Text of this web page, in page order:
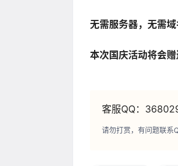
无需服务器，无需
本次国庆活动将会
客服QQ：
请勿打赏，有问题联系